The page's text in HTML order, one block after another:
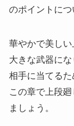
のポイントにつ
華やかで美し
大きな武器に
相手に当てる
この章で上段
ましょう。